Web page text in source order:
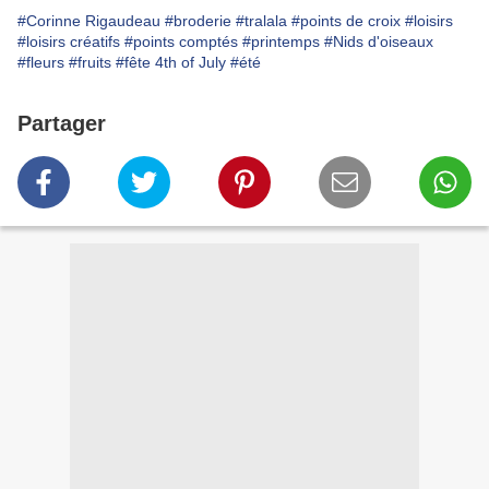
#Corinne Rigaudeau #broderie #tralala #points de croix #loisirs
#loisirs créatifs #points comptés #printemps #Nids d'oiseaux
#fleurs #fruits #fête 4th of July #été
Partager